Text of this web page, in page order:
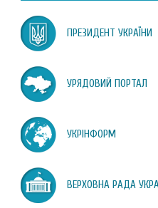
ПРЕЗИДЕНТ УКРАЇНИ
УРЯДОВИЙ ПОРТАЛ
УКРІНФОРМ
ВЕРХОВНА РАДА